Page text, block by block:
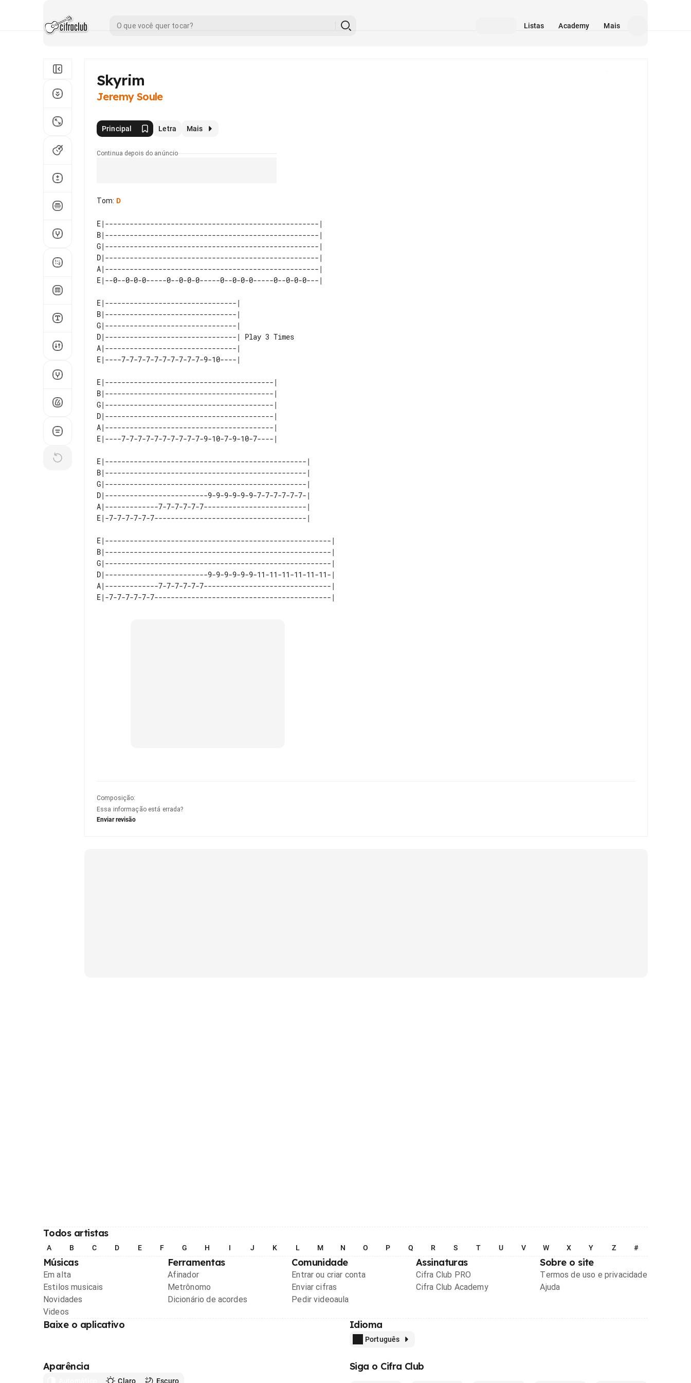
Listas Academy Mais
Skyrim
Jeremy Soule
Principal Letra Mais
Continua depois do anúncio
Tom: D
E|----------------------------------------------------|
B|----------------------------------------------------|
G|----------------------------------------------------|
D|----------------------------------------------------|
A|----------------------------------------------------|
E|--------------------------------|
B|--------------------------------|
G|--------------------------------|
D|--------------------------------| Play 3 Times
A|--------------------------------|
E|-----------------------------------------|
B|-----------------------------------------|
G|-----------------------------------------|
D|-----------------------------------------|
A|-----------------------------------------|
E|-------------------------------------------------|
B|-------------------------------------------------|
G|-------------------------------------------------|
D|-------------------------9-9-9-9-9-9-7-7-7-7-7-7-|
A|-------------7-7-7-7-7-7-------------------------|
E|-------------------------------------------------------|
B|-------------------------------------------------------|
G|-------------------------------------------------------|
D|-------------------------9-9-9-9-9-9-11-11-11-11-11-11-|
Composição:
Essa informação está errada?
Enviar revisão
Todos artistas
A B C D E F G H I J K L M N O P Q R S T U V W X Y Z #
Músicas
Em alta
Estilos musicais
Novidades
Videos
Ferramentas
Afinador
Metrônomo
Dicionário de acordes
Comunidade
Entrar ou criar conta
Enviar cifras
Pedir videoaula
Assinaturas
Cifra Club PRO
Cifra Club Academy
Sobre o site
Termos de uso e privacidade
Ajuda
Baixe o aplicativo Idioma
Português
Aparência
Claro Escuro
Siga o Cifra Club